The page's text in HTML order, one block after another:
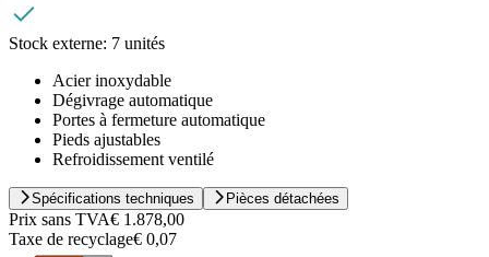
Stock externe: 7 unités
Acier inoxydable
Dégivrage automatique
Portes à fermeture automatique
Pieds ajustables
Refroidissement ventilé
Spécifications techniques Pièces détachées
Prix sans TVA€ 1.878,00
Taxe de recyclage€ 0,07